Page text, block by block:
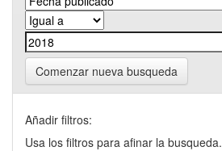
Comenzar nueva busqueda
Añadir filtros:
Usa los filtros para afinar la busqueda.